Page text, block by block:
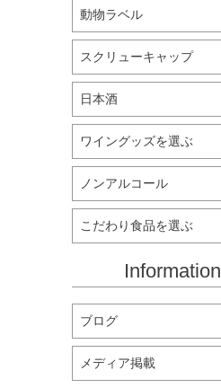
動物ラベル
スクリューキャップ
日本酒
ワイングッズを選ぶ
ノンアルコール
こだわり食品を選ぶ
Information
ブログ
メディア掲載